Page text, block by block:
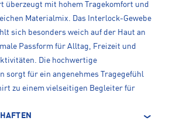
überzeugt mit hohem Tragekomfort und
Materialmix. Das Interlock-Gewebe
sich besonders weich auf der Haut an
Passform für Alltag, Freizeit und
Die hochwertige
sorgt für ein angenehmes Tragegefühl
zu einem vielseitigen Begleiter für